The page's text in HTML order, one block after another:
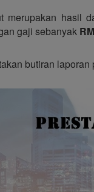
merupakan hasil
gaji sebanyak
butiran